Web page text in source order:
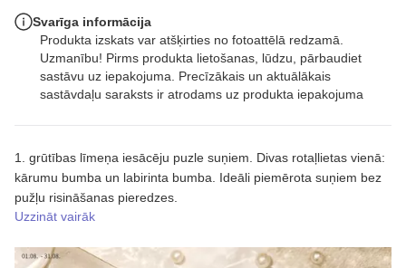
1. grūtības līmeņa iesācēju puzle suņiem. Divas rotaļlietas vienā:
kārumu bumba un labirinta bumba. Ideāli piemērota suņiem bez
pužļu risināšanas pieredzes.
Uzzināt vairāk
Svarīga informācija
Produkta izskats var atšķirties no fotoattēlā redzamā.
Uzmanību! Pirms produkta lietošanas, lūdzu, pārbaudiet
sastāvu uz iepakojuma. Precīzākais un aktuālākais
sastāvdaļu saraksts ir atrodams uz produkta iepakojuma